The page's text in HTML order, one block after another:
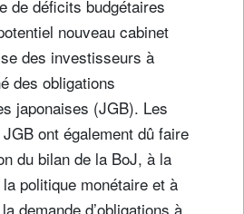
de déficits budgétaires
nouveau cabinet
des investisseurs à
des obligations
japonaises (JGB). Les
ont également dû faire
du bilan de la BoJ, à la
politique monétaire et à
demande d’obligations à